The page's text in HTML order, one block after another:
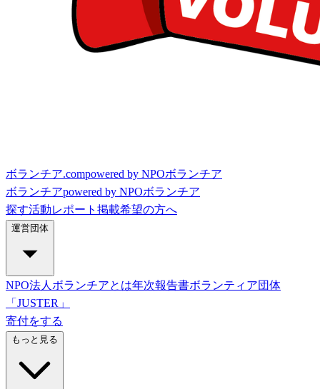
ボランチア.compowered by NPOボランチア
ボランチアpowered by NPOボランチア
探す活動レポート 掲載希望の方へ
運営団体
NPO法人ボランチアとは年次報告書ボランティア団体
「JUSTER」
寄付をする
もっと見る